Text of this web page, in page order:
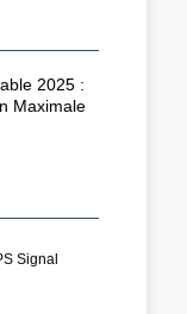
2025 :
Maximale
Signal